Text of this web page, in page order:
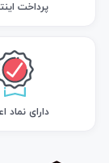
پرداخت
دارای نماد